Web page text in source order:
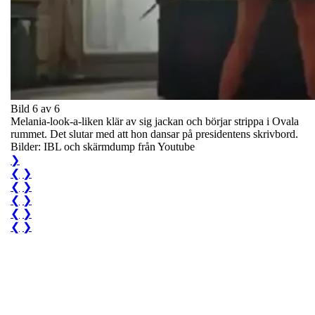
Bild 6 av 6
Melania-look-a-liken klär av sig jackan och börjar strippa i Ovala
rummet. Det slutar med att hon dansar på presidentens skrivbord.
Bilder: IBL och skärmdump från Youtube
❯
❮ ❯
❮ ❯
❮ ❯
❮ ❯
❮ ❯